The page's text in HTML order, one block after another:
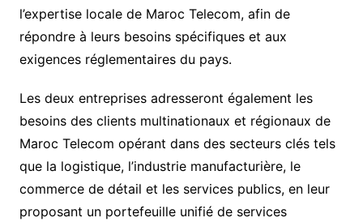
l’expertise locale de Maroc Telecom, afin de
répondre à leurs besoins spécifiques et aux
exigences réglementaires du pays.
Les deux entreprises adresseront également les
besoins des clients multinationaux et régionaux de
Maroc Telecom opérant dans des secteurs clés tels
que la logistique, l’industrie manufacturière, le
commerce de détail et les services publics, en leur
proposant un portefeuille unifié de services